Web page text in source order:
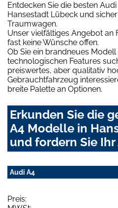
Entdecken Sie die besten
Hansestadt Lübeck und
Traumwagen.
Unser vielfältiges Angebot an
fast keine Wünsche offen.
Ob Sie ein brandneues
technologischen Features
preiswertes, aber qualitativ
Gebrauchtfahrzeug
breite Palette an Optionen.
Erkunden Sie die
A4 Modelle in
und fordern Sie
Audi A4
Preis: